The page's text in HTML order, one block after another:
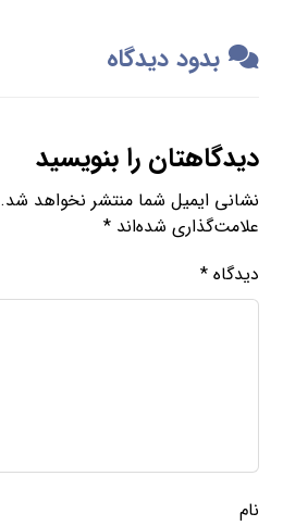
بدود دیدگاه
دیدگاهتان را بنویسید
نشانی ایمیل شما منتشر نخواهد شد.
علامت‌گذاری شده‌اند*
دیدگاه*
نام